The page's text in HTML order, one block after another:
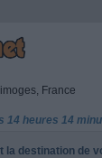
France
14 heures 14
la destination de